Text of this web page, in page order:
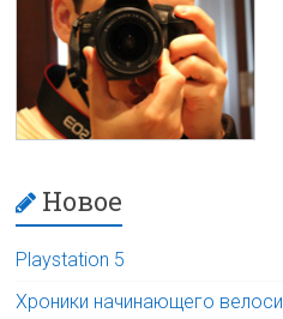
Новое
Playstation 5
Хроники начинающего